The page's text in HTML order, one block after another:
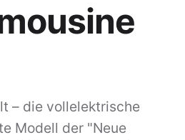
– die vollelektrische
Modell der "Neue